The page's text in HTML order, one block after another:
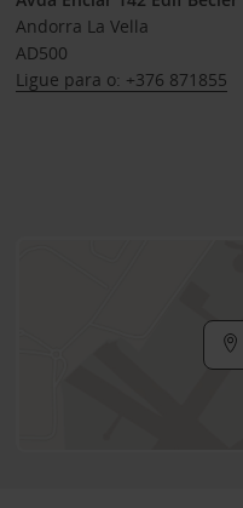
Andorra La Vella
AD500
Ligue para o: +376 871855